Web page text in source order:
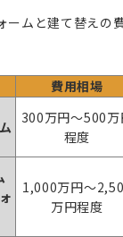
ームと建て替えの
費用相場
300万円～500万
程度
1,000万円～
万円程度